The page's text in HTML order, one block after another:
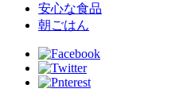
安心な食品
朝ごはん